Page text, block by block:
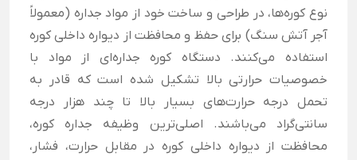
نوع کوره‌ها، در طراحی و ساخت خود از مواد جداره (معمولاً
آجر آتش ‌سنگ) برای حفظ و محافظت از دیواره داخلی کوره
استفاده می‌کنند. دستگاه کوره جداره‌ای از مواد با
خصوصیات حرارتی بالا تشکیل شده است که قادر به
تحمل درجه حرارت‌های بسیار بالا تا چند هزار درجه
سانتی‌گراد می‌باشند. اصلی‌ترین وظیفه جداره کوره،
محافظت از دیواره داخلی کوره در مقابل حرارت، فشار،